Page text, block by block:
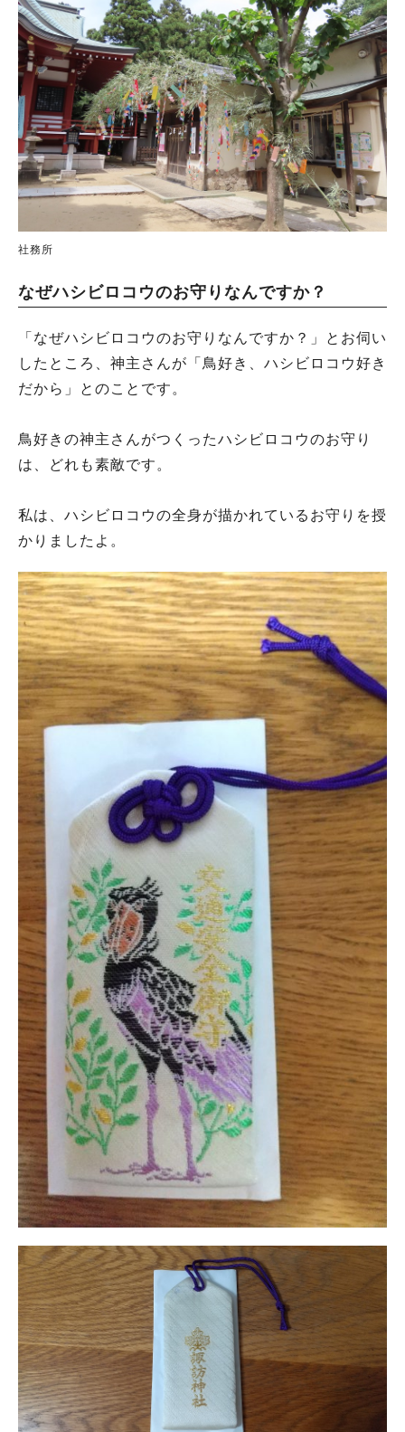
社務所
なぜハシビロコウのお守りなんですか？
「なぜハシビロコウのお守りなんですか？」とお伺い
したところ、神主さんが「鳥好き、ハシビロコウ好き
だから」とのことです。
鳥好きの神主さんがつくったハシビロコウのお守り
は、どれも素敵です。
私は、ハシビロコウの全身が描かれているお守りを授
かりましたよ。